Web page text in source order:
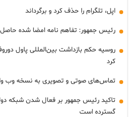
اپل، تلگرام را حذف کرد و برگرداند
رئیس جمهور: تفاهم نامه امضا شده
روسیه حکم بازداشت بین‌المللی پاول
کرد
تماس‌های صوتی و تصویری به نسخه وب
تاکید رئیس جمهور بر فعال شدن شبکه
گسترده است